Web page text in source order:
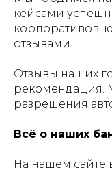
кейсами
корпоративов,
отзывами.
Отзывы наших
рекомендация.
разрешения
Всё о наших
На нашем сайте